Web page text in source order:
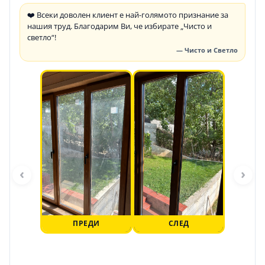
❤️ Всеки доволен клиент е най-голямото признание за
нашия труд. Благодарим Ви, че избирате „Чисто и
светло“!
— Чисто и Светло
ПРЕДИ СЛЕД
‹ ›